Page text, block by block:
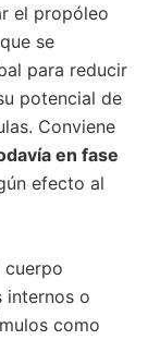
el propóleo
se
para reducir
potencial de
Conviene
en fase
efecto al
cuerpo
internos o
como